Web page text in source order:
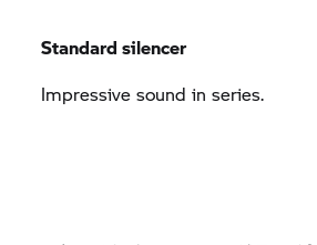
Standard silencer
Impressive sound in series.